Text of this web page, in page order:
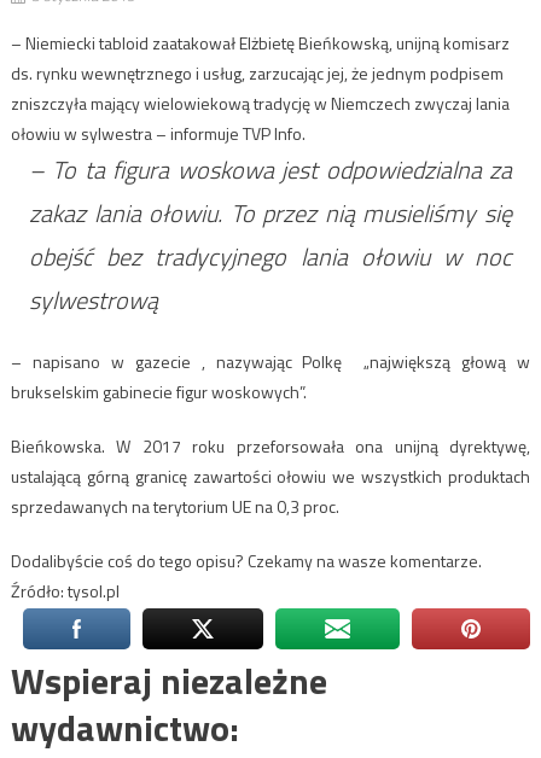
– Niemiecki tabloid zaatakował Elżbietę Bieńkowską, unijną komisarz
ds. rynku wewnętrznego i usług, zarzucając jej, że jednym podpisem
zniszczyła mający wielowiekową tradycję w Niemczech zwyczaj lania
ołowiu w sylwestra – informuje TVP Info.
– To ta figura woskowa jest odpowiedzialna za
zakaz lania ołowiu. To przez nią musieliśmy się
obejść bez tradycyjnego lania ołowiu w noc
sylwestrową
– napisano w gazecie , nazywając Polkę „największą głową w
brukselskim gabinecie figur woskowych”.
Bieńkowska. W 2017 roku przeforsowała ona unijną dyrektywę,
ustalającą górną granicę zawartości ołowiu we wszystkich produktach
sprzedawanych na terytorium UE na 0,3 proc.
Dodalibyście coś do tego opisu? Czekamy na wasze komentarze.
Źródło: tysol.pl
Wspieraj niezależne
wydawnictwo: